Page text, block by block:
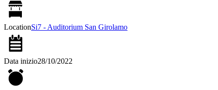
LocationSi7 - Auditorium San Girolamo
Data inizio28/10/2022